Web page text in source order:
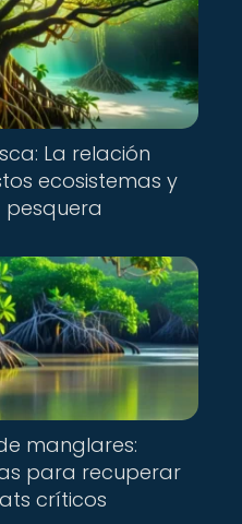
La relación
ecosistemas y
pesquera
manglares:
para recuperar
críticos